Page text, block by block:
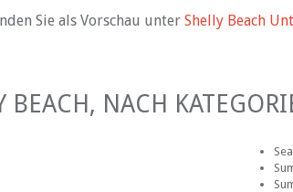
Sie als Vorschau unter Shelly Beach
NACH